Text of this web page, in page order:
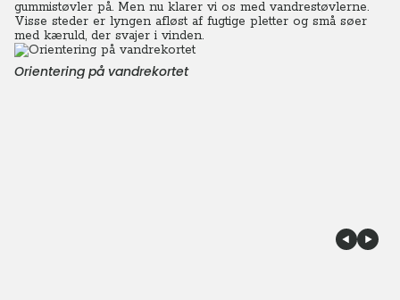
gummistøvler på. Men nu klarer vi os med vandrestøvlerne.
Visse steder er lyngen afløst af fugtige pletter og små søer
med kæruld, der svajer i vinden.
Orientering på vandrekortet